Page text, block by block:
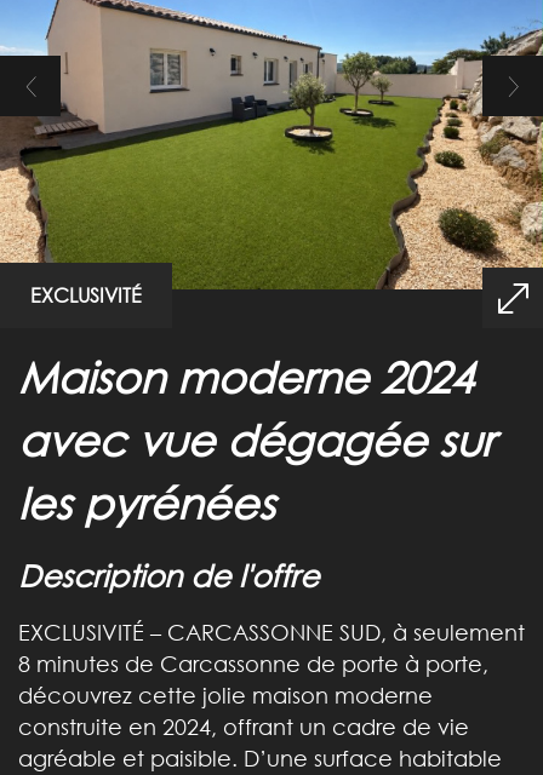
EXCLUSIVITÉ
maison moderne 2024
avec vue dégagée sur
les pyrénées
description de l'offre
EXCLUSIVITÉ – CARCASSONNE SUD, à seulement
8 minutes de Carcassonne de porte à porte,
découvrez cette jolie maison moderne
construite en 2024, offrant un cadre de vie
agréable et paisible. D’une surface habitable